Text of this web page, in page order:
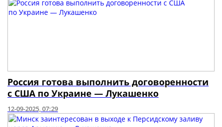
Россия готова выполнить договоренности
с США по Украине — Лукашенко
12-09-2025, 07:29